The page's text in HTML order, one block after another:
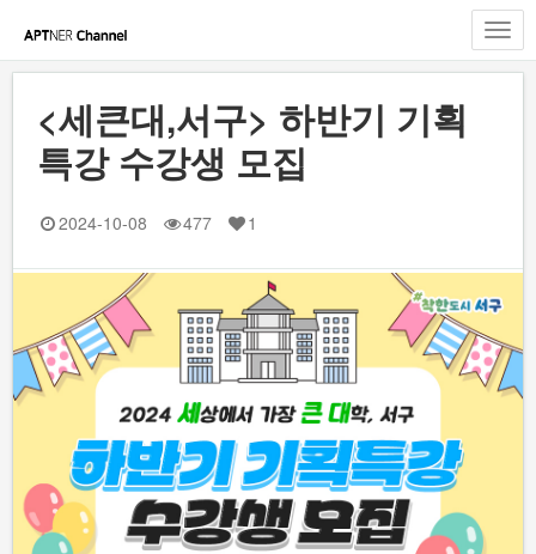
<세큰대,서구> 하반기 기획
특강 수강생 모집
2024-10-08 477 1